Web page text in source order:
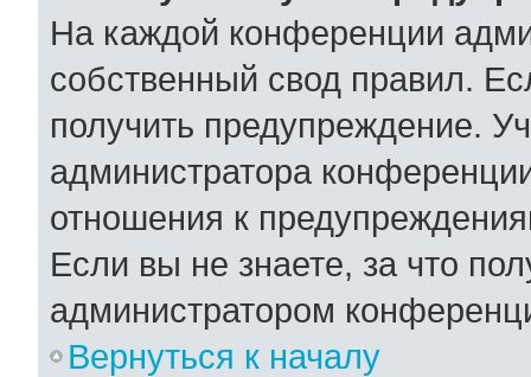
На каждой конференции
собственный свод правил.
получить предупреждение.
администратора
отношения к
Если вы не знаете, за что
администратором
Вернуться к началу